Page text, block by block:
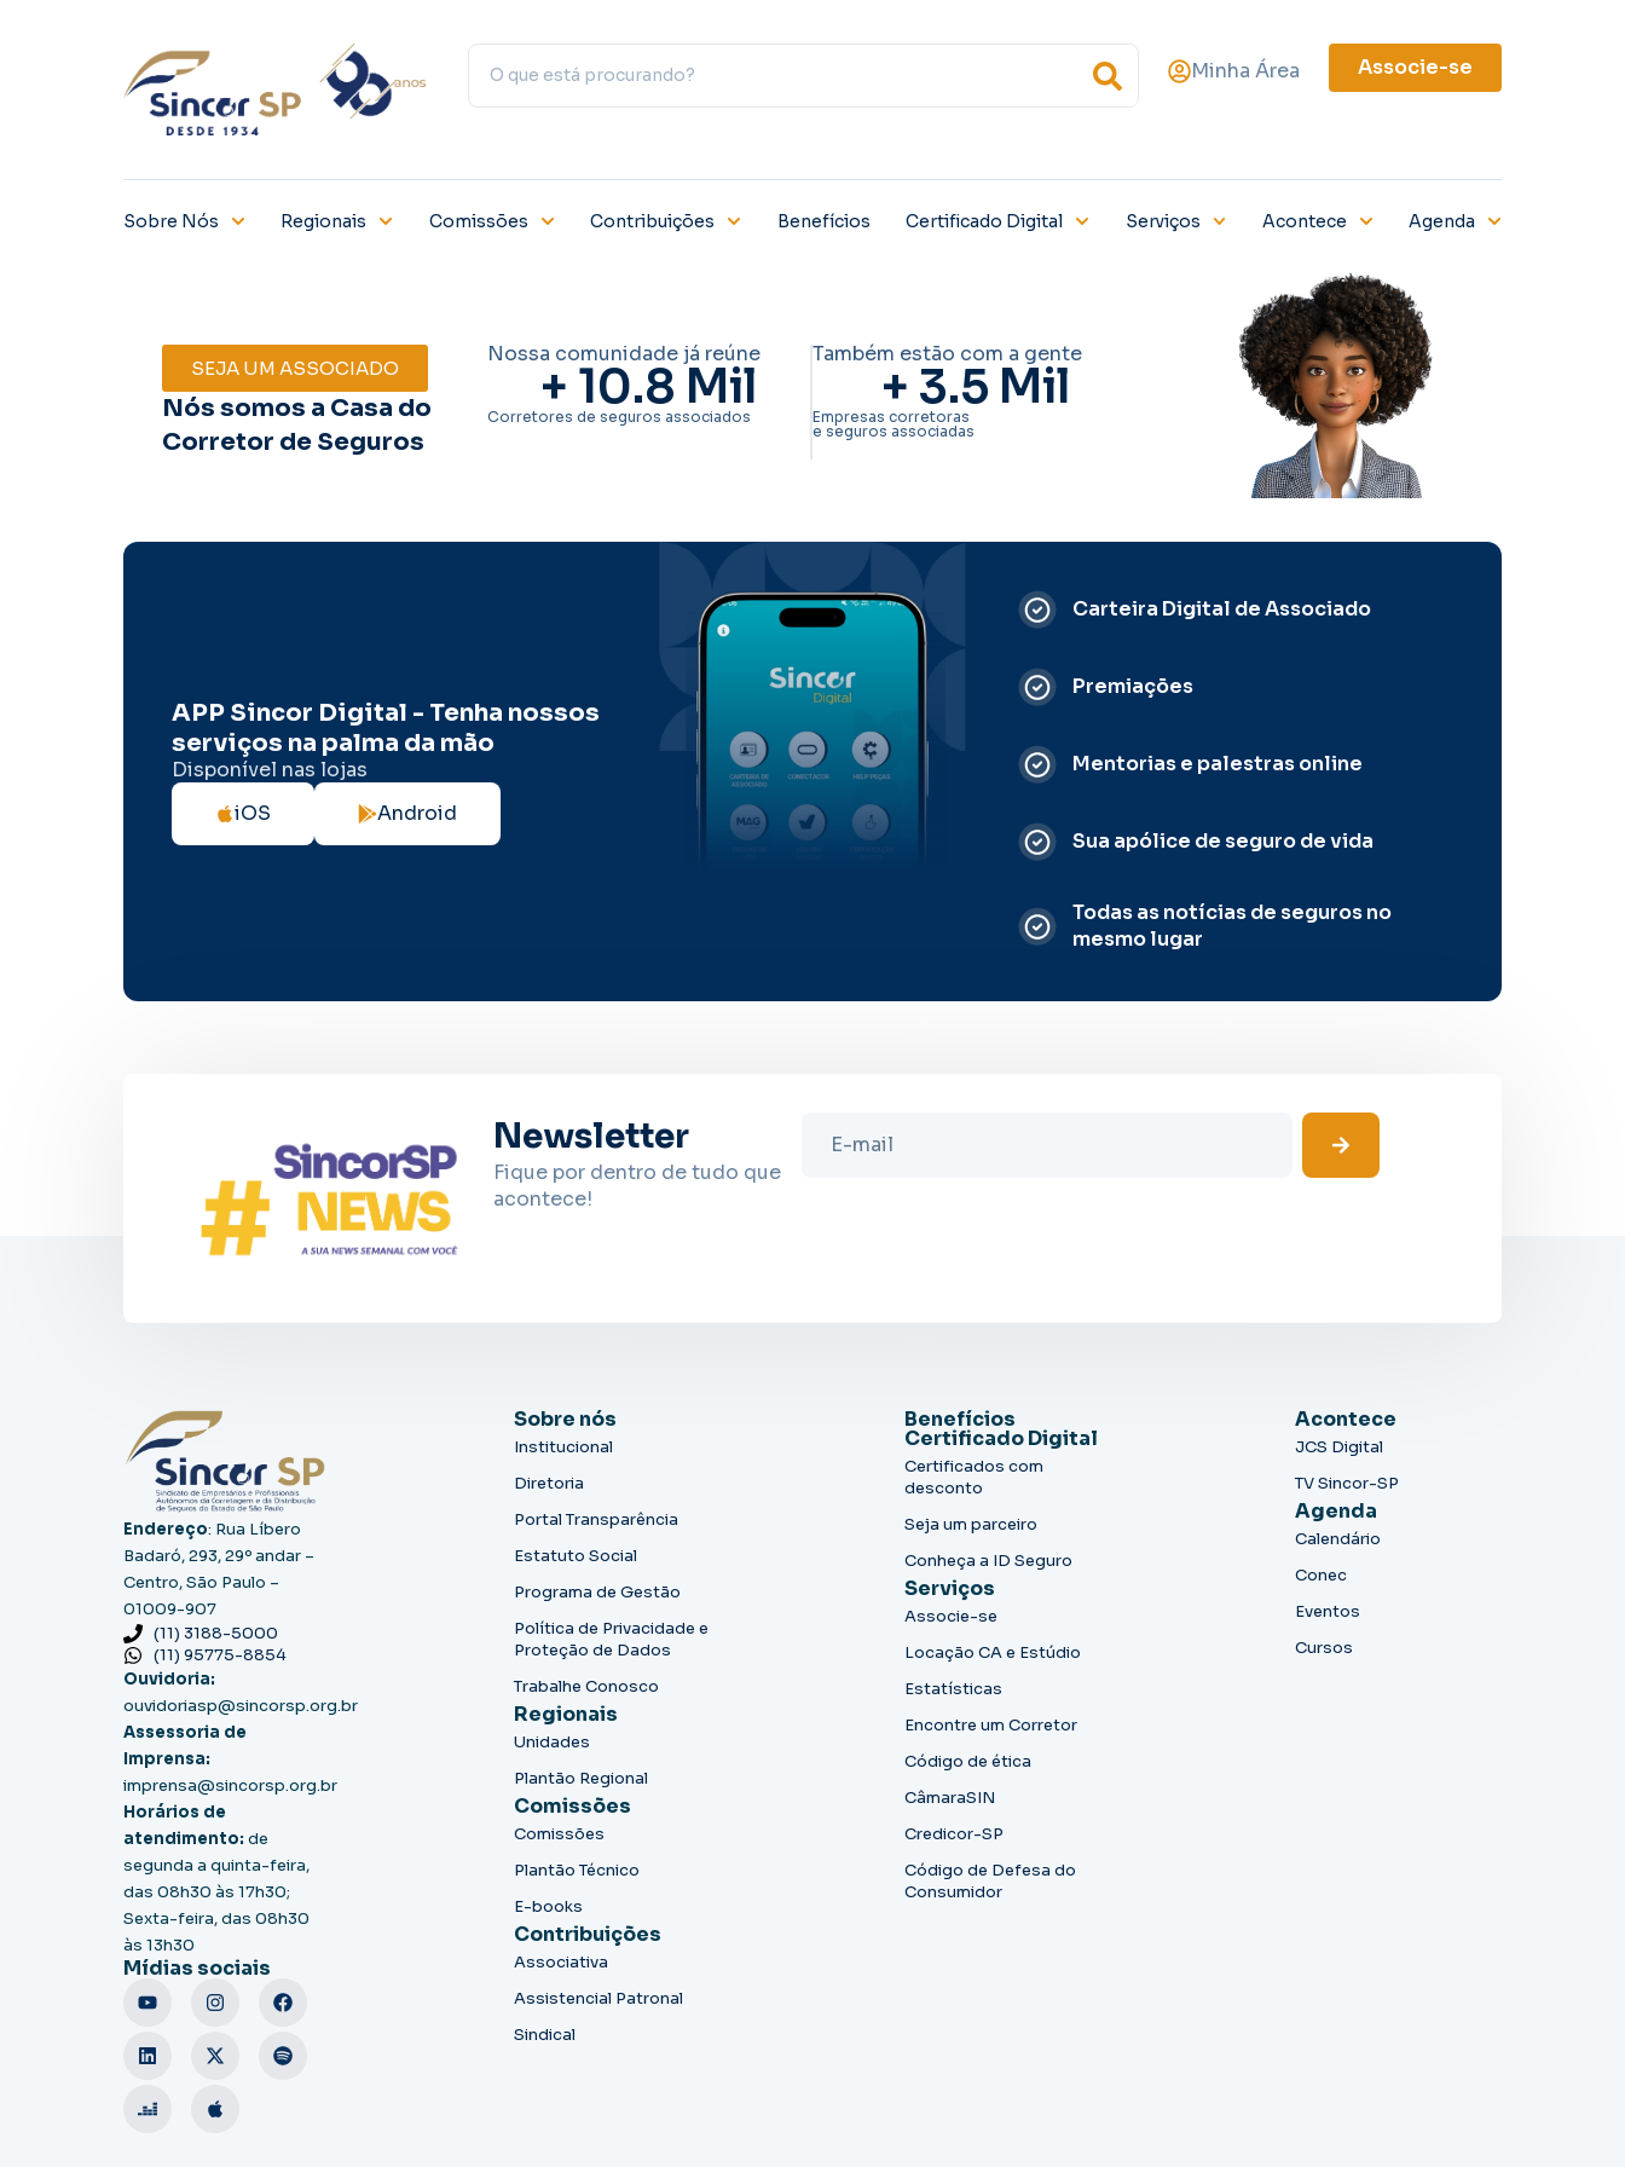
Minha Área Associe-se
Sobre Nós Regionais Comissões Contribuições Benefícios Certificado Digital Serviços Acontece Agenda
SEJA UM ASSOCIADO
Nós somos a Casa do
Corretor de Seguros
Nossa comunidade já reúne
+ 10.8 Mil
Corretores de seguros associados
Também estão com a gente
+ 3.5 Mil
Empresas corretoras
e seguros associadas
APP Sincor Digital - Tenha nossos
serviços na palma da mão
Disponível nas lojas
iOS
Android
Carteira Digital de Associado
Premiações
Mentorias e palestras online
Sua apólice de seguro de vida
Todas as notícias de seguros no
mesmo lugar
Newsletter
Fique por dentro de tudo que
acontece!
Endereço: Rua Líbero
Badaró, 293, 29º andar –
Centro, São Paulo –
01009-907
(11) 3188-5000
(11) 95775-8854
Ouvidoria:
ouvidoriasp@sincorsp.org.br
Assessoria de
Imprensa:
imprensa@sincorsp.org.br
Horários de
atendimento: de
segunda a quinta-feira,
das 08h30 às 17h30;
Sexta-feira, das 08h30
às 13h30
Mídias sociais
Sobre nós
Institucional
Diretoria
Portal Transparência
Estatuto Social
Programa de Gestão
Política de Privacidade e
Proteção de Dados
Trabalhe Conosco
Regionais
Unidades
Plantão Regional
Comissões
Comissões
Plantão Técnico
E-books
Contribuições
Associativa
Assistencial Patronal
Sindical
Benefícios
Certificado Digital
Certificados com
desconto
Seja um parceiro
Conheça a ID Seguro
Serviços
Associe-se
Locação CA e Estúdio
Estatísticas
Encontre um Corretor
Código de ética
CâmaraSIN
Credicor-SP
Código de Defesa do
Consumidor
Acontece
JCS Digital
TV Sincor-SP
Agenda
Calendário
Conec
Eventos
Cursos